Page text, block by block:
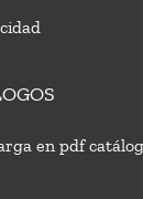
en pdf